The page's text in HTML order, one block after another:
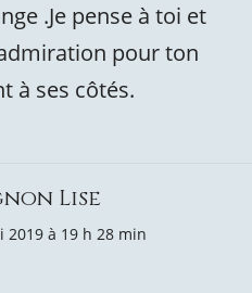
.Je pense à toi et
pour ton
à ses côtés.
Lise
2019 à 19 h 28 min